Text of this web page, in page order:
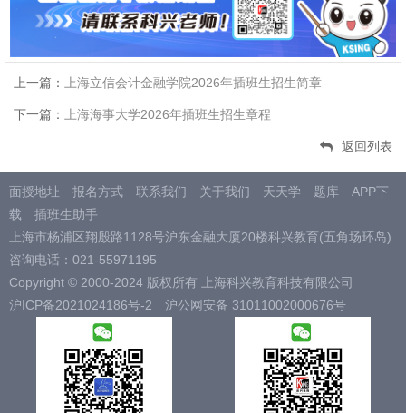
上一篇： 上海立信会计金融学院2026年插班生招生简章
下一篇： 上海海事大学2026年插班生招生章程
返回列表
面授地址 报名方式 联系我们 关于我们 天天学 题库
APP下
载
插班生助手
上海市杨浦区翔殷路1128号沪东金融大厦20楼科兴教育(五角场环岛)
咨询电话：021-55971195
Copyright © 2000-2024 版权所有 上海科兴教育科技有限公司
沪ICP备2021024186号-2
沪公网安备 31011002000676号